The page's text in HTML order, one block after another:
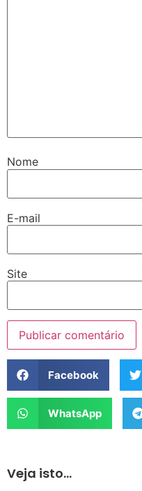
Nome
E-mail
Site
Facebook
WhatsApp
Veja isto...